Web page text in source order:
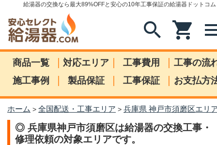
給湯器の交換なら最大89%OFFと安心の10年工事保証の給湯器ドットコム
search shopping_cart
商品一覧 | 対応エリア | 工事費用 | 工事の流
施工事例
| 製品保証 | 工事保証 | お支払方
ホーム > 全国配送・工事エリア > 兵庫県 神戸市須磨区エリ
◎ 兵庫県神戸市須磨区は給湯器の交換工事・
修理依頼の対象エリアです。